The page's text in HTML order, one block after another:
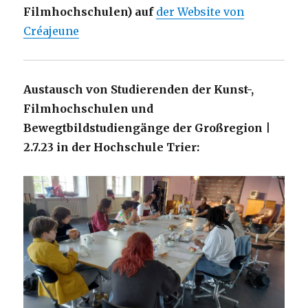
Filmhochschulen) auf der Website von
Créajeune
Austausch von Studierenden der Kunst-,
Filmhochschulen und
Bewegtbildstudiengänge der Großregion |
2.7.23 in der Hochschule Trier: